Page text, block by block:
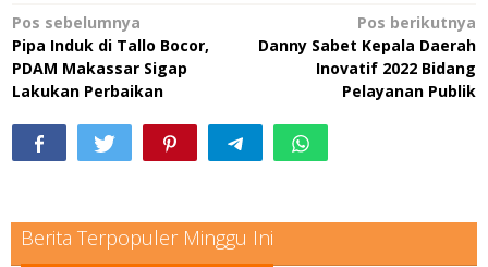
Navigasi
pos
Pos sebelumnya
Pipa Induk di Tallo Bocor,
PDAM Makassar Sigap
Lakukan Perbaikan
Pos berikutnya
Danny Sabet Kepala Daerah
Inovatif 2022 Bidang
Pelayanan Publik
Berita Terpopuler Minggu Ini